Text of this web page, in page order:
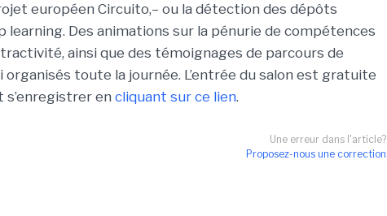
européen Circuito,– ou la détection des dépôts
learning. Des animations sur la pénurie de compétences
ainsi que des témoignages de parcours de
toute la journée. L’entrée du salon est gratuite
s’enregistrer en cliquant sur ce lien.
Une erreur dans l'article?
Proposez-nous une correction